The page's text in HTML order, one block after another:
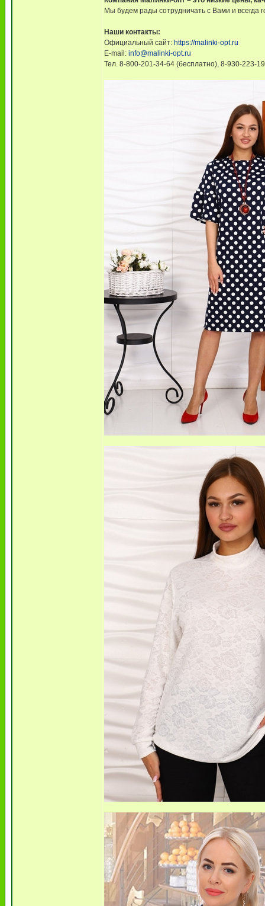
Мы будем рады сотрудничать с Вами и всегда
Наши контакты:
Официальный сайт: https://malinki-opt.ru
E-mail: info@malinki-opt.ru
Тел. 8-800-201-34-64 (бесплатно), 8-930-223-